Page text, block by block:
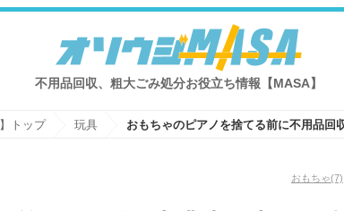
不用品回収、粗大ごみ処分お役立ち情報【MASA】
トップ 玩具
おもちゃ(7)